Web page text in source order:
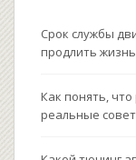
Срок службы
продлить
Как понять,
реальные